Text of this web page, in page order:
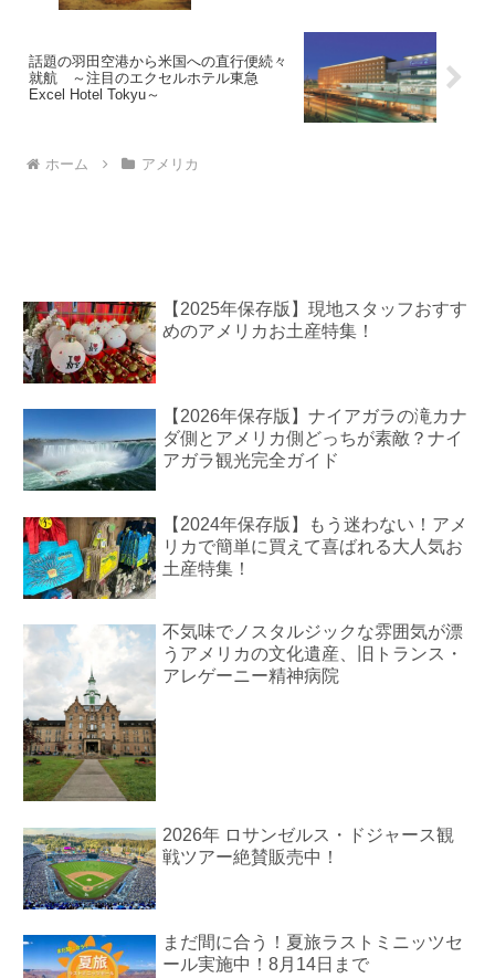
話題の羽田空港から米国への直行便続々
就航 ～注目のエクセルホテル東急
Excel Hotel Tokyu～
ホーム アメリカ
【2025年保存版】現地スタッフおすす
めのアメリカお土産特集！
【2026年保存版】ナイアガラの滝カナ
ダ側とアメリカ側どっちが素敵？ナイ
アガラ観光完全ガイド
【2024年保存版】もう迷わない！アメ
リカで簡単に買えて喜ばれる大人気お
土産特集！
不気味でノスタルジックな雰囲気が漂
うアメリカの文化遺産、旧トランス・
アレゲーニー精神病院
2026年 ロサンゼルス・ドジャース観
戦ツアー絶賛販売中！
まだ間に合う！夏旅ラストミニッツセ
ール実施中！8月14日まで